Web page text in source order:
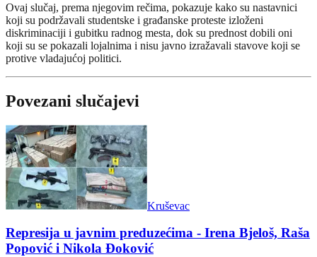
Ovaj slučaj, prema njegovim rečima, pokazuje kako su nastavnici
koji su podržavali studentske i građanske proteste izloženi
diskriminaciji i gubitku radnog mesta, dok su prednost dobili oni
koji su se pokazali lojalnima i nisu javno izražavali stavove koji se
protive vladajućoj politici.
Povezani slučajevi
Kruševac
Represija u javnim preduzećima - Irena Bjeloš, Raša
Popović i Nikola Đoković